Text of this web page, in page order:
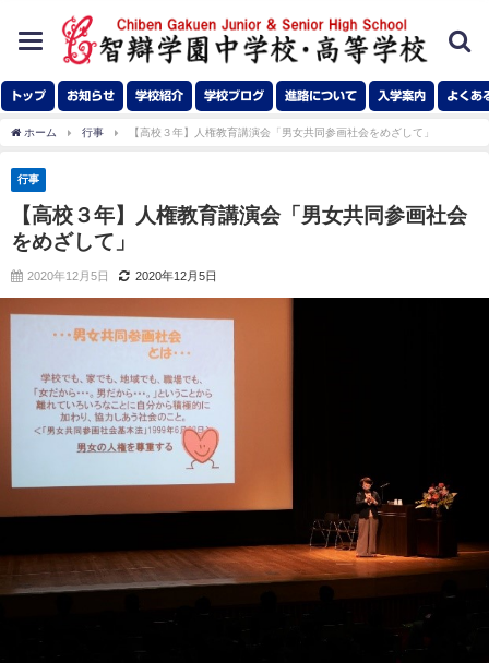
toggle
navigation
トップ お知らせ 学校紹介 学校ブログ 進路について 入学案内 よくあ
ホーム 行事 【高校３年】人権教育講演会「男女共同参画社会をめざして」
行事
【高校３年】人権教育講演会「男女共同参画社会
をめざして」
2020年12月5日 2020年12月5日